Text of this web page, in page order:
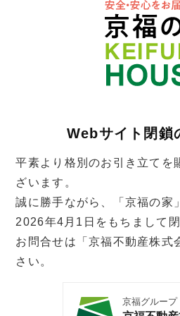
Webサイト閉鎖
平素より格別のお引き立てを
ざいます。
誠に勝手ながら、「京福の家
2026年4月1日をもちまして
お問合せは「京福不動産株式
さい。
京福グループ